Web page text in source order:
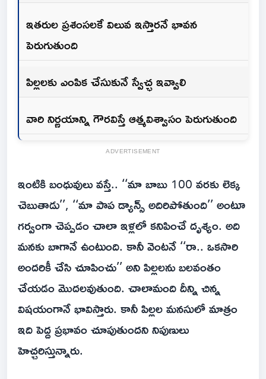
ఇతరుల ప్రశంసలకే విలువ ఇస్తారనే భావన
పెరుగుతుంది
పిల్లలకు ఎంపిక చేసుకునే స్వేచ్ఛ ఇవ్వాలి
వారి నిర్ణయాన్ని గౌరవిస్తే ఆత్మవిశ్వాసం పెరుగుతుంది
ADVERTISEMENT
ఇంటికి బంధువులు వస్తే.. ‘‘మా బాబు 100 వరకు లెక్క
చెబుతాడు’’, ‘‘మా పాప డ్యాన్స్‌ అదిరిపోతుంది’’ అంటూ
గర్వంగా చెప్పడం చాలా ఇళ్లలో కనిపించే దృశ్యం. అది
మనకు బాగానే ఉంటుంది. కానీ వెంటనే ‘‘రా.. ఒకసారి
అందరికీ చేసి చూపించు’’ అని పిల్లలను బలవంతం
చేయడం మొదలవుతుంది. చాలామంది దీన్ని చిన్న
విషయంగానే భావిస్తారు. కానీ పిల్లల మనసులో మాత్రం
ఇది పెద్ద ప్రభావం చూపుతుందని నిపుణులు
హెచ్చరిస్తున్నారు.